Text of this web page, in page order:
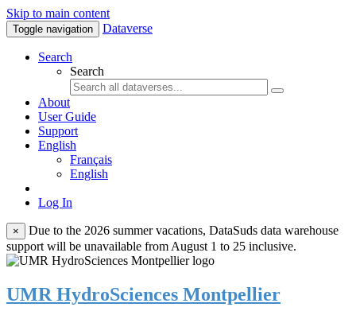
Skip to main content
Toggle navigation Dataverse
Search
Search
About
User Guide
Support
English
Français
English
Log In
×
Due to the 2026 summer vacations, DataSuds data warehouse
support will be unavailable from August 1 to 25 inclusive.
UMR HydroSciences Montpellier